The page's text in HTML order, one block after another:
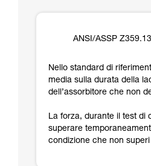
ANSI/ASSP
Nello standard di
media sulla durata della
dell’assorbitore che non
La forza, durante il test di
superare
condizione che non superi